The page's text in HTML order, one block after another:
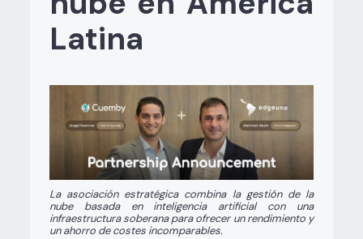
Latina
La asociación estratégica combina la gestión de la
nube basada en inteligencia artificial con una
infraestructura soberana para ofrecer un rendimiento y
un ahorro de costes incomparables.